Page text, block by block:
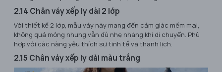
2.14 Chân váy xếp ly dài 2 lớp
Với thiết kế 2 lớp, mẫu váy này mang đến cảm giác mềm mại,
không quá mỏng nhưng vẫn đủ nhẹ nhàng khi di chuyển. Phù
hợp với các nàng yêu thích sự tinh tế và thanh lịch.
2.15 Chân váy xếp ly dài màu trắng